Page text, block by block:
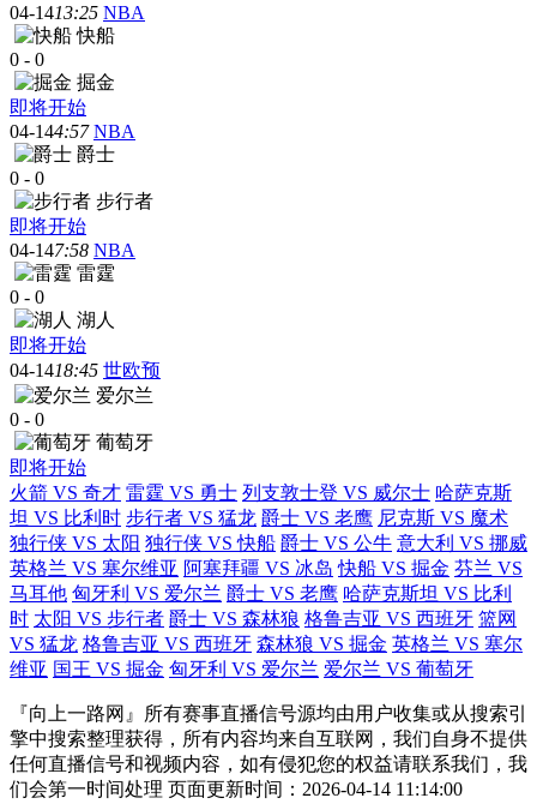
04-1413:25 NBA
快船
0 - 0
掘金
即将开始
04-144:57 NBA
爵士
0 - 0
步行者
即将开始
04-147:58 NBA
雷霆
0 - 0
湖人
即将开始
04-1418:45 世欧预
爱尔兰
0 - 0
葡萄牙
即将开始
火箭 VS 奇才 雷霆 VS 勇士 列支敦士登 VS 威尔士 哈萨克斯
坦 VS 比利时 步行者 VS 猛龙 爵士 VS 老鹰 尼克斯 VS 魔术
独行侠 VS 太阳 独行侠 VS 快船 爵士 VS 公牛 意大利 VS 挪威
英格兰 VS 塞尔维亚 阿塞拜疆 VS 冰岛 快船 VS 掘金 芬兰 VS
马耳他 匈牙利 VS 爱尔兰 爵士 VS 老鹰 哈萨克斯坦 VS 比利
时 太阳 VS 步行者 爵士 VS 森林狼 格鲁吉亚 VS 西班牙 篮网
VS 猛龙 格鲁吉亚 VS 西班牙 森林狼 VS 掘金 英格兰 VS 塞尔
维亚 国王 VS 掘金 匈牙利 VS 爱尔兰 爱尔兰 VS 葡萄牙
『向上一路网』所有赛事直播信号源均由用户收集或从搜索引
擎中搜索整理获得，所有内容均来自互联网，我们自身不提供
任何直播信号和视频内容，如有侵犯您的权益请联系我们，我
们会第一时间处理 页面更新时间：2026-04-14 11:14:00